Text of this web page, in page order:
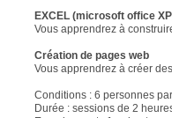
EXCEL (microsoft office
Vous apprendrez à
Création de pages web
Vous apprendrez à créer
Conditions : 6 personnes
Durée : sessions de 2